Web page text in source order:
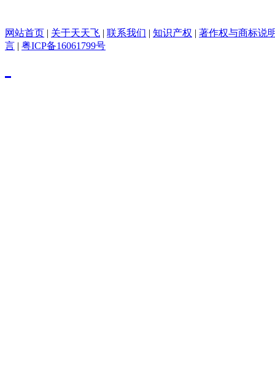
网站首页 | 关于天天飞 | 联系我们 | 知识产权 | 著作权与商标说
言 | 粤ICP备16061799号